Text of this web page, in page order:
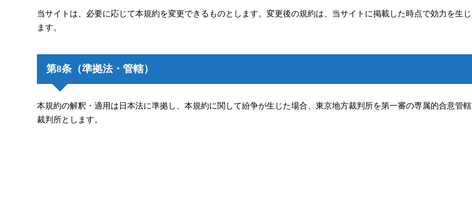
当サイトは、必要に応じて本規約を変更できるものとします。変更後の規約は、当サイトに掲載した時点で効力を生じ
ます。
第8条（準拠法・管轄）
本規約の解釈・適用は日本法に準拠し、本規約に関して紛争が生じた場合、東京地方裁判所を第一審の専属的合意管轄
裁判所とします。